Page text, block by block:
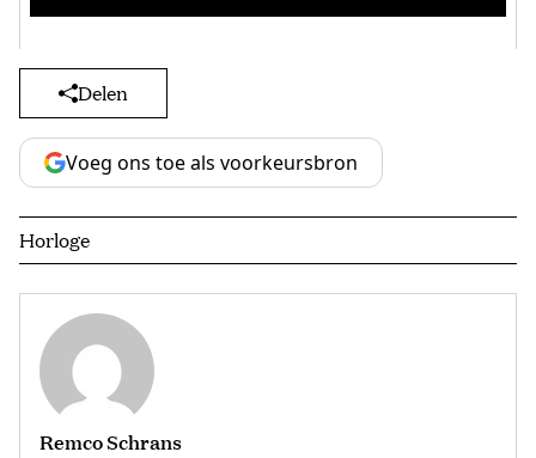
Delen
Voeg ons toe als voorkeursbron
Horloge
Remco Schrans